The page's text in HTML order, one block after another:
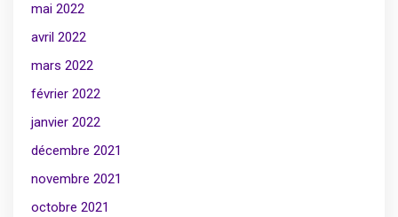
mai 2022
avril 2022
mars 2022
février 2022
janvier 2022
décembre 2021
novembre 2021
octobre 2021